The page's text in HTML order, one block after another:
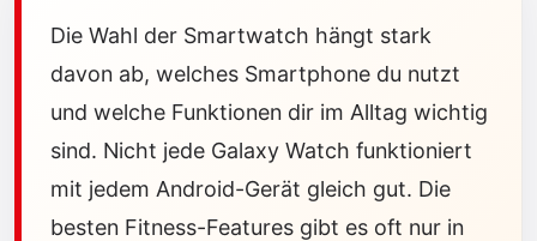
Die Wahl der Smartwatch hängt stark
davon ab, welches Smartphone du nutzt
und welche Funktionen dir im Alltag wichtig
sind. Nicht jede Galaxy Watch funktioniert
mit jedem Android-Gerät gleich gut. Die
besten Fitness-Features gibt es oft nur in